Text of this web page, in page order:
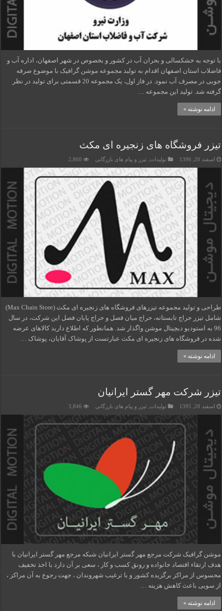
با توجه به خشکسالی و بحران آب در کشور و بخصوص در شهر اصفهان، اداره آب و
فاضلاب استان اصفهان اقدام به تولبد مجموعه موشن گرافیک با موضوع صرفه
جویی در مصرف آب نمود. در فاز اول، یک مجموعه 20 قسمتی برای تولید در نظر
گرفته شد. تولید این مجموعه …
ادامه نوشته »
تیزر فروشگاه های زنجیره ای مکث
اسفند 20, 1396 تولیدات ,تیزر و پیام های بازرگانی 2,860
طراحی و تولید مجموعه تیزرهای فروشگاه های زنجیره ای مکث (Max Chain Store)
شامل تیزر حراج تابستانه، حراج میان فصل و حراج پایان فصل این شرکت، در سال
96 به استودیو دیچیتال موشن واگذار شد. همانطور که اطلاع دارید کالاهای عرضه
شده در فروشگاه های زنجیره ای مکث عبارتست از پوشاک آقایان، پوشاک …
ادامه نوشته »
تیزر شرکت مهر گستر ایرانیان
اسفند 28, 1395 تولیدات ,تیزر و پیام های بازرگانی 3,846
موشن گرافیک شرکت مرجع مهر گستر ایرانیان شبکه مرجع مهر گستر ایرانیان با
هدف ارتقاء اقتصاد خانواده و رونق کسب و کار ، سعی بر آن دارد با اخذ تخفیف
محسوس از مراکز برگزیده کشور و با ترغیب شهروندان ، جهت رجوع به آن مراکز ،
از سویی باعث کاهش هزینه …
ادامه نوشته »